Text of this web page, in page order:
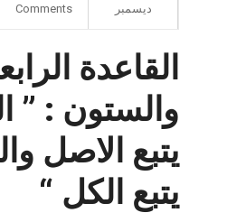
ديسمبر Comments
القاعدة
والستون : ”
يتبع الاصل
يتبع الكل “